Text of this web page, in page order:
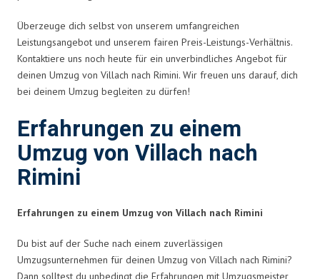
Überzeuge dich selbst von unserem umfangreichen
Leistungsangebot und unserem fairen Preis-Leistungs-Verhältnis.
Kontaktiere uns noch heute für ein unverbindliches Angebot für
deinen Umzug von Villach nach Rimini. Wir freuen uns darauf, dich
bei deinem Umzug begleiten zu dürfen!
Erfahrungen zu einem
Umzug von Villach nach
Rimini
Erfahrungen zu einem Umzug von Villach nach Rimini
Du bist auf der Suche nach einem zuverlässigen
Umzugsunternehmen für deinen Umzug von Villach nach Rimini?
Dann solltest du unbedingt die Erfahrungen mit Umzugsmeister